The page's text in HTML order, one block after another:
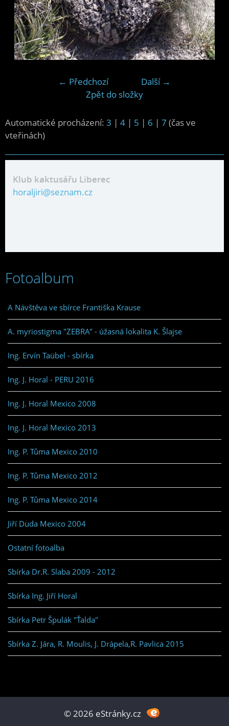
← Předchozí
Další →
Zpět do složky
Automatické procházení: 3 | 4 | 5 | 6 | 7 (čas ve
vteřinách)
Klub kaktusářu Liberec
horaljiri@seznam.cz
Fotoalbum
A Návštěva ve sbírce Františka Krause
A. myriostigma "ZEBRA" - úžasná lokalita K. Šlajse
Ing. Ervín Taübel - sbírka
Ing. J. Horal - PERU 2016
Ing. J. Horal Mexico 2008
Ing. J. Horal Mexico 2013
Ing. P. Tůma Mexico 2010
Ing. P. Tůma Mexico 2012
Ing. P. Tůma Mexico 2014
Jiří Duda Mexico 2004
Ostatní fotoalba
Sbírka Dr.R. Slaba 2009 - 2012
Sbírka Ing. Jiří Horal
Sbírka Petr Špulák "Ťalda"
Sbírka Z. Jára, R. Moulis, J. Drápela,R. Pavlica 2015
© 2026 eStránky.cz